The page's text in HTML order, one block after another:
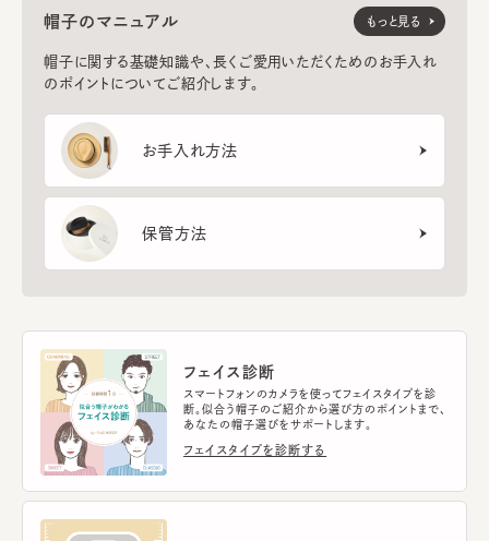
帽子のマニュアル
帽子に関する基礎知識や、長くご愛用いただくためのお手入れ
のポイントについてご紹介します。
お手入れ方法
保管方法
もっと見る
フェイス診断
スマートフォンのカメラを使ってフェイスタイプを診
断。似合う帽子のご紹介から選び方のポイントまで、
あなたの帽子選びをサポートします。
フェイスタイプを診断する